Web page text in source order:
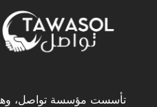
تأسست مؤسسة تواصل،